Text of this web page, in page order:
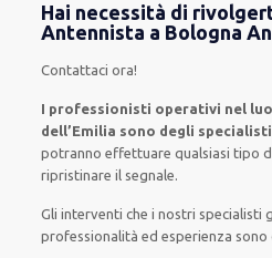
Hai necessità di
Antennista a Bologna
Contattaci ora!
I professionisti operativi nel
dell’Emilia sono degli
potrannoeffettuare qualsiasi tipo
ripristinare il segnale.
Gli interventi che i nostri specialisti
professionalità ed esperienza sono